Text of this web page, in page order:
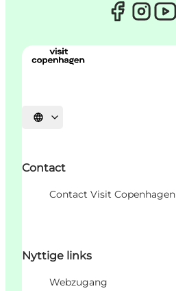
Sprache auswählen
Contact
Contact Visit Copenhagen
Nyttige links
Webzugang